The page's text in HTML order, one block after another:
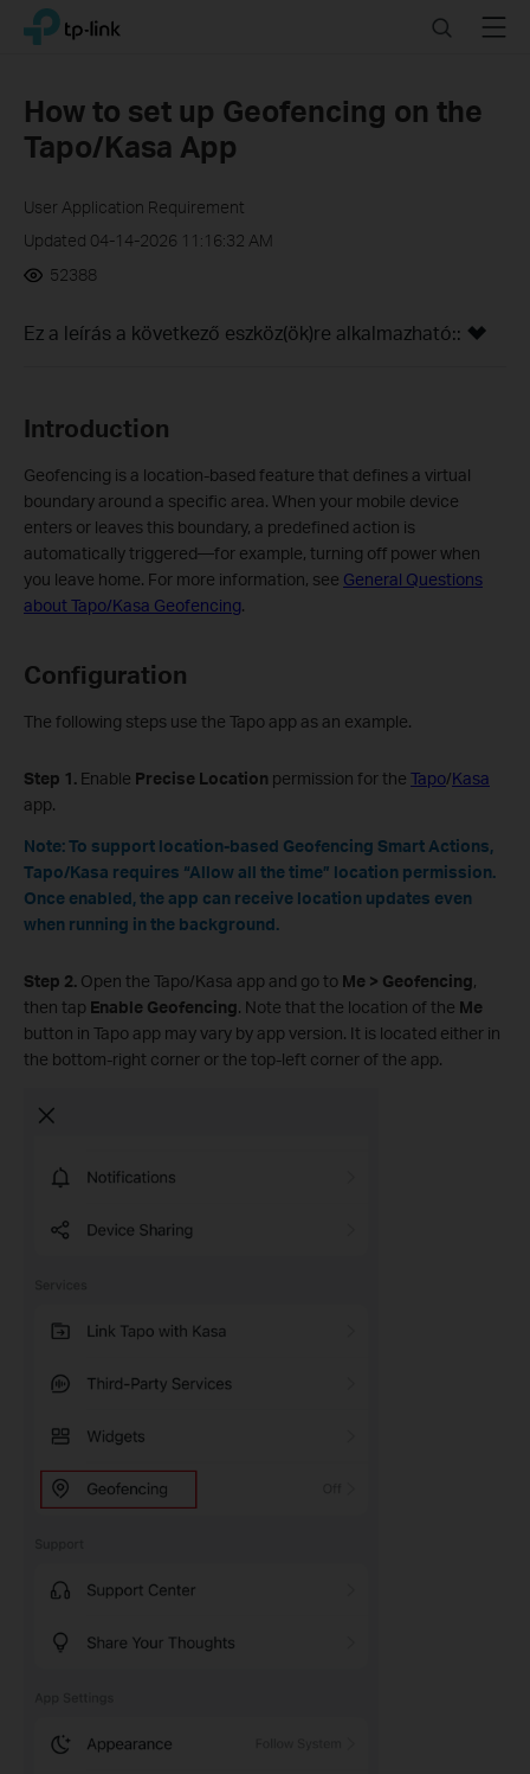
Click
navigation
TP-Link, Reliably Smart SearchMenu
How to set up Geofencing on the
Tapo/Kasa App
User Application Requirement
Updated 04-14-2026 11:16:32 AM
52388
Ez a leírás a következő eszköz(ök)re alkalmazható::
Introduction
Geofencing is a location‑based feature that defines a virtual
boundary around a specific area. When your mobile device
enters or leaves this boundary, a predefined action is
automatically triggered—for example, turning off power when
you leave home. For more information, see General Questions
about Tapo/Kasa Geofencing.
Configuration
The following steps use the Tapo app as an example.
Step 1. Enable Precise Location permission for the Tapo/Kasa
app.
Note: To support location‑based Geofencing Smart Actions,
Tapo/Kasa requires “Allow all the time” location permission.
Once enabled, the app can receive location updates even
when running in the background.
Step 2. Open the Tapo/Kasa app and go to Me > Geofencing,
then tap Enable Geofencing. Note that the location of the Me
button in Tapo app may vary by app version. It is located either in
the bottom‑right corner or the top‑left corner of the app.